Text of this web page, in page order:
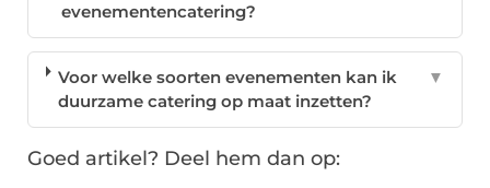
evenementencatering?
Voor welke soorten evenementen kan ik
duurzame catering op maat inzetten?
▼
Goed artikel? Deel hem dan op: